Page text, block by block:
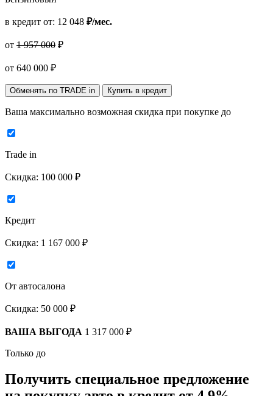
в кредит от: 12 048 ₽/мес.
от 1 957 000 ₽
от 640 000 ₽
Обменять по TRADE in Купить в кредит
Ваша максимально возможная скидка при покупке до
Trade in
Скидка: 100 000 ₽
Кредит
Скидка: 1 167 000 ₽
От автосалона
Скидка: 50 000 ₽
ВАША ВЫГОДА 1 317 000 ₽
Только до
Получить специальное предложение